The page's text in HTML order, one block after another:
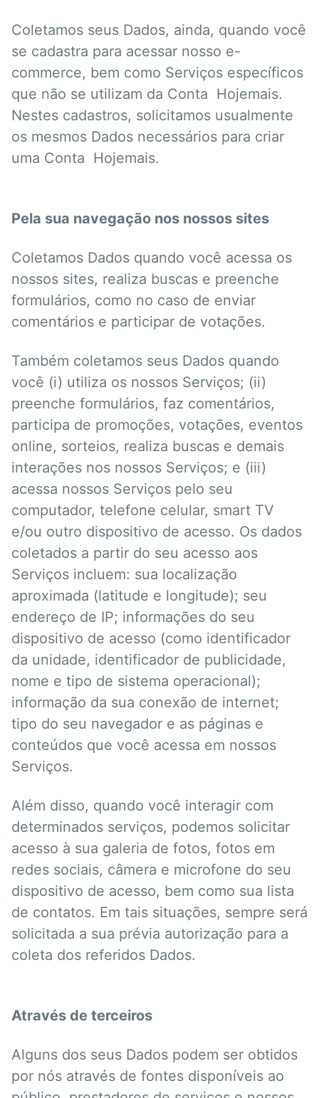
Coletamos seus Dados, ainda, quando você
se cadastra para acessar nosso e-
commerce, bem como Serviços específicos
que não se utilizam da Conta Hojemais.
Nestes cadastros, solicitamos usualmente
os mesmos Dados necessários para criar
uma Conta Hojemais.
Pela sua navegação nos nossos sites
Coletamos Dados quando você acessa os
nossos sites, realiza buscas e preenche
formulários, como no caso de enviar
comentários e participar de votações.
Também coletamos seus Dados quando
você (i) utiliza os nossos Serviços; (ii)
preenche formulários, faz comentários,
participa de promoções, votações, eventos
online, sorteios, realiza buscas e demais
interações nos nossos Serviços; e (iii)
acessa nossos Serviços pelo seu
computador, telefone celular, smart TV
e/ou outro dispositivo de acesso. Os dados
coletados a partir do seu acesso aos
Serviços incluem: sua localização
aproximada (latitude e longitude); seu
endereço de IP; informações do seu
dispositivo de acesso (como identificador
da unidade, identificador de publicidade,
nome e tipo de sistema operacional);
informação da sua conexão de internet;
tipo do seu navegador e as páginas e
conteúdos que você acessa em nossos
Serviços.
Além disso, quando você interagir com
determinados serviços, podemos solicitar
acesso à sua galeria de fotos, fotos em
redes sociais, câmera e microfone do seu
dispositivo de acesso, bem como sua lista
de contatos. Em tais situações, sempre será
solicitada a sua prévia autorização para a
coleta dos referidos Dados.
Através de terceiros
Alguns dos seus Dados podem ser obtidos
por nós através de fontes disponíveis ao